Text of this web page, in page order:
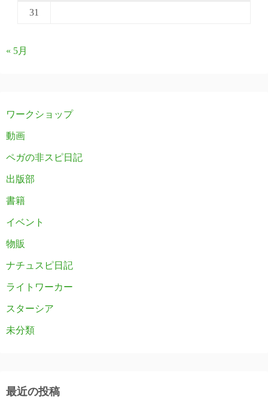
31
« 5月
ワークショップ
動画
ペガの非スピ日記
出版部
書籍
イベント
物販
ナチュスピ日記
ライトワーカー
スターシア
未分類
最近の投稿